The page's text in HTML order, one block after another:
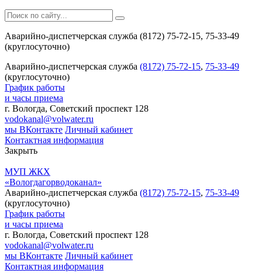
Аварийно-диспетчерская служба (8172) 75-72-15, 75-33-49
(круглосуточно)
Аварийно-диспетчерская служба (8172) 75-72-15, 75-33-49
(круглосуточно)
График работы
и часы приема
г. Вологда, Советский проспект 128
vodokanal@volwater.ru
мы ВКонтакте Личный кабинет
Контактная информация
Закрыть
МУП ЖКХ
«Вологдагорводоканал»
Аварийно-диспетчерская служба (8172) 75-72-15, 75-33-49
(круглосуточно)
График работы
и часы приема
г. Вологда, Советский проспект 128
vodokanal@volwater.ru
мы ВКонтакте Личный кабинет
Контактная информация